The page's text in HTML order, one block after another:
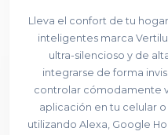
Lleva el confort de tu
inteligentes marca
ultra-silencioso y de
integrarse de forma
controlar cómodamente
aplicación en tu celular
utilizando Alexa, Google